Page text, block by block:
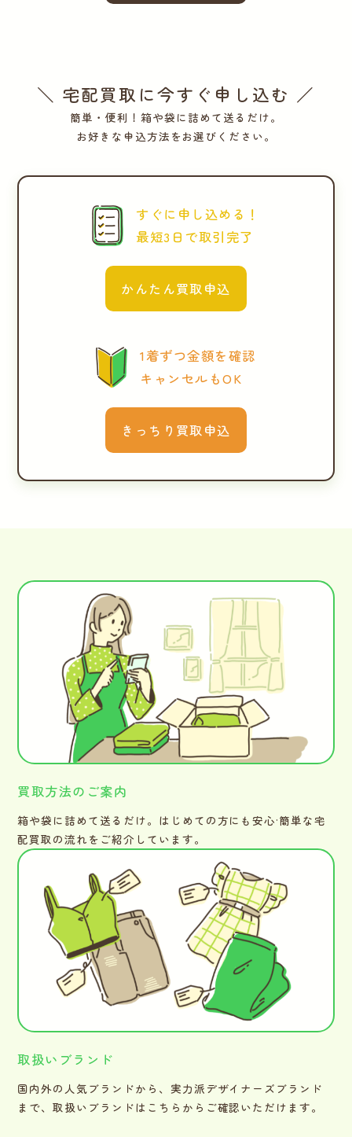
＼ 宅配買取に今すぐ申し込む ／
簡単・便利！箱や袋に詰めて送るだけ。
お好きな申込方法をお選びください。
すぐに申し込める！
最短3日で取引完了
かんたん買取申込
1着ずつ金額を確認
キャンセルもOK
きっちり買取申込
買取方法のご案内
箱や袋に詰めて送るだけ。はじめての方にも安心·簡単な宅
配買取の流れをご紹介しています。
取扱いブランド
国内外の人気ブランドから、実力派デザイナーズブランド
まで、取扱いブランドはこちらからご確認いただけます。